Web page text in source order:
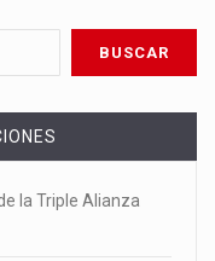
la Triple Alianza